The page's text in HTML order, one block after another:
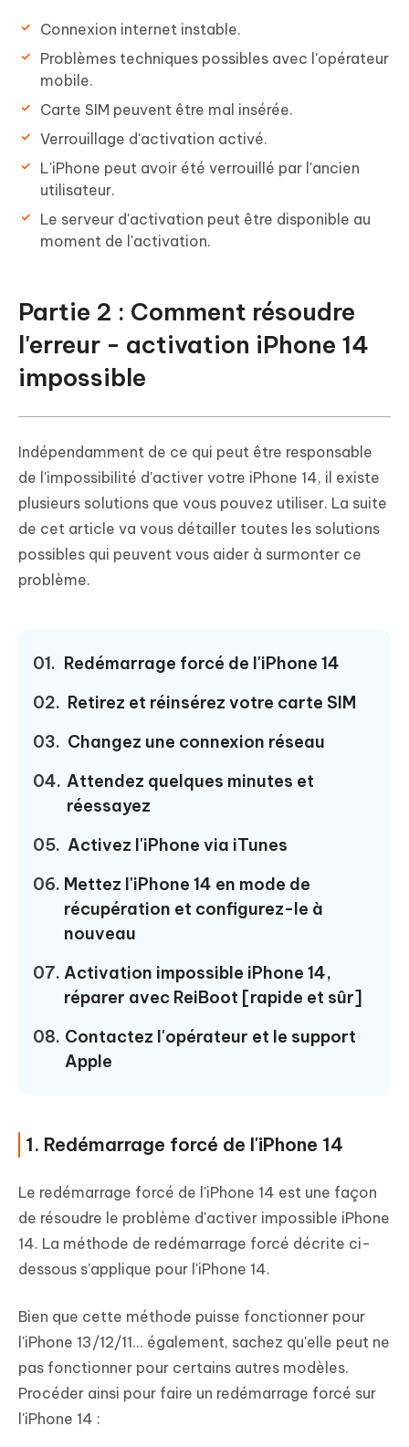
Connexion internet instable.
Problèmes techniques possibles avec l'opérateur
mobile.
Carte SIM peuvent être mal insérée.
Verrouillage d'activation activé.
L'iPhone peut avoir été verrouillé par l'ancien
utilisateur.
Le serveur d'activation peut être disponible au
moment de l'activation.
Partie 2 : Comment résoudre
l'erreur - activation iPhone 14
impossible
Indépendamment de ce qui peut être responsable
de l'impossibilité d'activer votre iPhone 14, il existe
plusieurs solutions que vous pouvez utiliser. La suite
de cet article va vous détailler toutes les solutions
possibles qui peuvent vous aider à surmonter ce
problème.
01. Redémarrage forcé de l'iPhone 14
02. Retirez et réinsérez votre carte SIM
03. Changez une connexion réseau
04. Attendez quelques minutes et
réessayez
05. Activez l'iPhone via iTunes
06. Mettez l'iPhone 14 en mode de
récupération et configurez-le à
nouveau
07. Activation impossible iPhone 14,
réparer avec ReiBoot [rapide et sûr]
08. Contactez l'opérateur et le support
Apple
1. Redémarrage forcé de l'iPhone 14
Le redémarrage forcé de l'iPhone 14 est une façon
de résoudre le problème d'activer impossible iPhone
14. La méthode de redémarrage forcé décrite ci-
dessous s’applique pour l'iPhone 14.
Bien que cette méthode puisse fonctionner pour
l'iPhone 13/12/11... également, sachez qu'elle peut ne
pas fonctionner pour certains autres modèles.
Procéder ainsi pour faire un redémarrage forcé sur
l'iPhone 14 :